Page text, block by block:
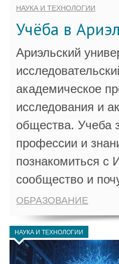
НАУКА И ТЕХНОЛОГИИ
Учёба в
Ариэльский
академическое
исследования и
общества. Учеба
профессии и
познакомиться с
сообщество и
ОБРАЗОВАНИЕ
НАУКА И ТЕХНОЛОГИИ